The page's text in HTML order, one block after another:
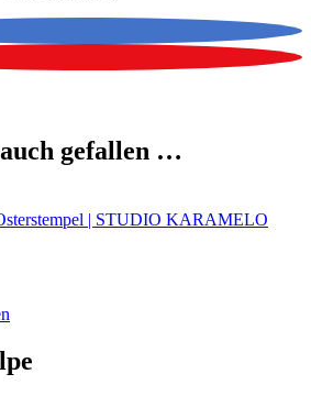
gefallen …